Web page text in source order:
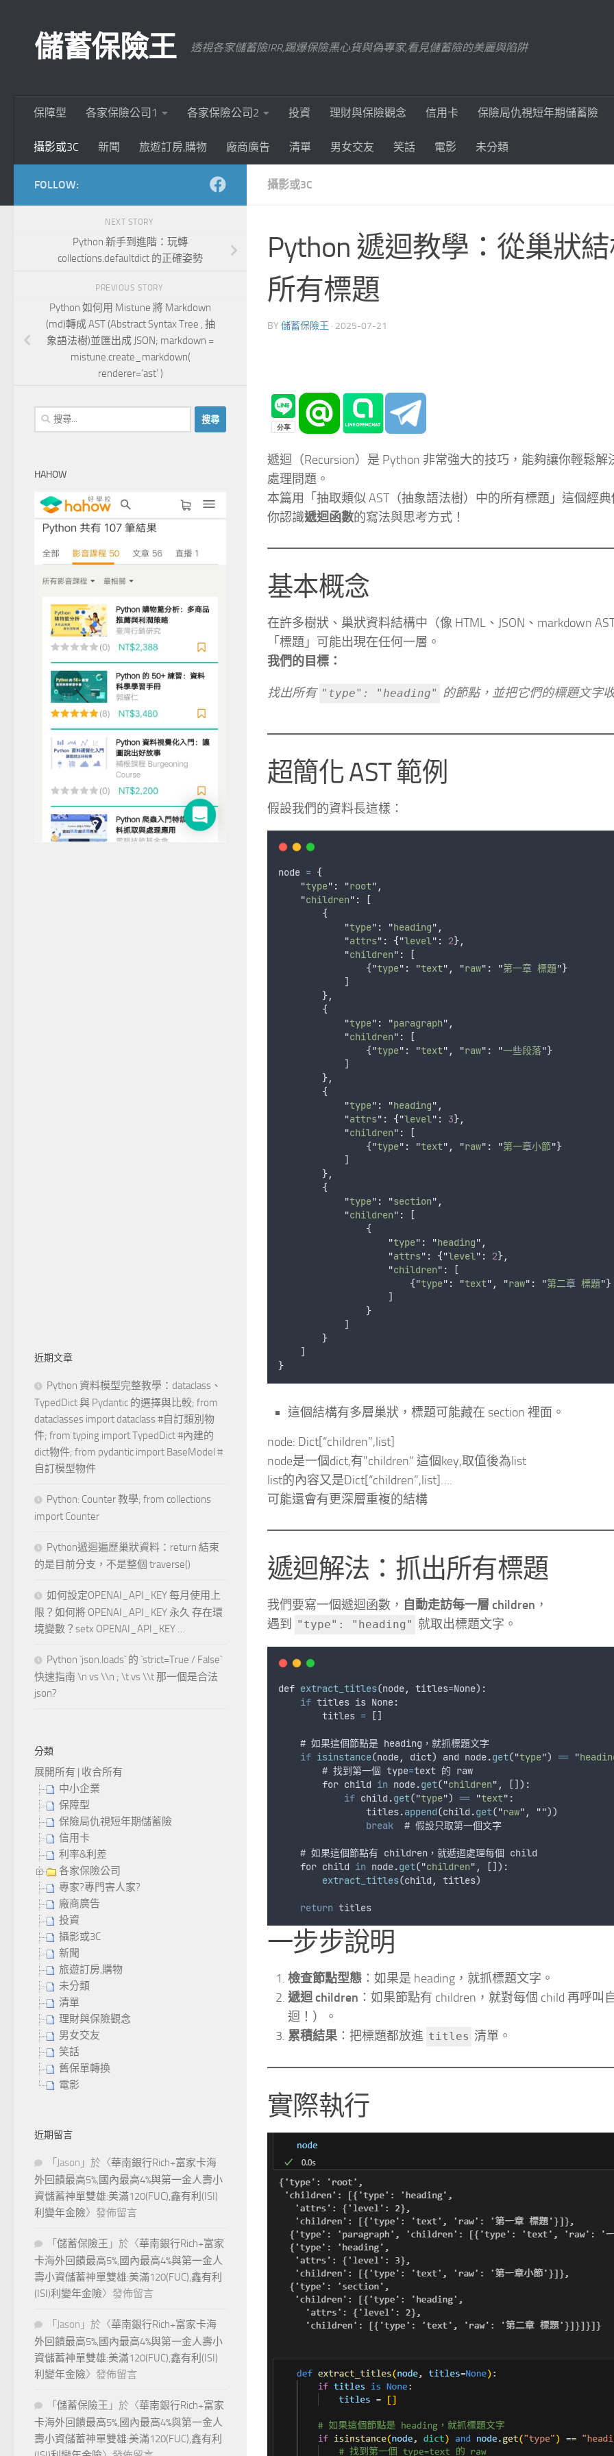
儲蓄保險王 透視各家儲蓄險IRR,踢爆保險黑心貨與偽專家,看見儲蓄險的美麗與陷阱
保障型 各家保險公司1 各家保險公司2 投資 理財與保險觀念 信用卡 保險局仇視短年期儲蓄險
攝影或3C 新聞 旅遊訂房,購物 廠商廣告 清單 男女交友 笑話 電影 未分類
攝影或3C
Python 遞迴教學：從巢狀
所有標題
BY 儲蓄保險王 · 2025-07-21
遞迴（Recursion）是 Python 非常強大的技巧，能夠讓你輕鬆
處理問題。
本篇用「抽取類似 AST（抽象語法樹）中的所有標題」這個經
你認識遞迴函數的寫法與思考方式！
基本概念
在許多樹狀、巢狀資料結構中（像 HTML、JSON、markdown
「標題」可能出現在任何一層。
我們的目標：
找出所有 "type": "heading" 的節點，並把它們的標題文字
超簡化 AST 範例
假設我們的資料長這樣：
node = {
"type" : "root" ,
"children" :
[
{
"type" : "heading" ,
"attrs" : {"level " : 2},
"children" :
[
{"type" : "text" , "raw" : "第一章 標題"}
            ]
},
{
"type" : "paragraph" ,
"children" :
[
{"type" : "text" , "raw" : "一些段落"}
            ]
},
{
"type" : "heading" ,
"attrs" : {"level " : 3},
"children" :
[
{"type" : "text" , "raw" : "第一章小節"}
            ]
},
{
"type" : "section" ,
"children" :
[
{
"type" : "heading" ,
"attrs" : {"level " : 2},
"children" :
[
{"type" : "text" , "raw" : "第二章 標題"}
                    ]
}
            ]
}
    ]
}
這個結構有多層巢狀，標題可能藏在 section 裡面。
node: Dict[“children”,list]
node是一個dict,有”children” 這個key,取值後為list
list的內容又是Dict[“children”,list]….
可能還會有更深層重複的結構
遞迴解法：抓出所有標題
我們要寫一個遞迴函數， 自動走訪每一層 children ，
遇到
"type": "heading" 就取出標題文字。
def extract_titles(node, titles=None):
if titles is None:
titles = []
    #
如果這個節點是 heading ， 就抓標題文字
if isinstance(node, dict) and node.get("type") == "
        #
找到第一個 type=text 的 raw
for child in node.get("children" ,
[]):
if child .get("type") == "text" :
titles.append(child .get("raw" , ""))
break
  #
假設只取第一個文字
    #
如果這個節點有 children ， 就遞迴處理每個 child
for child in node.get("children" ,
[]):
extract_titles(child , titles)
return titles
一步步說明
檢查節點型態 ：如果是 heading，就抓標題文字。
遞迴 children ：如果節點有 children，就對每個 child 再呼叫
迴！）。
累積結果 ：把標題都放進 titles 清單。
實際執行
FOLLOW:
NEXT STORY
Python 新手到進階：玩轉
collections.defaultdict 的正確姿勢
PREVIOUS STORY
Python 如何用 Mistune 將 Markdown
(md)轉成 AST (Abstract Syntax Tree , 抽
象語法樹)並匯出成 JSON; markdown =
mistune.create_markdown(
renderer=’ast’ )
搜
尋
字:
HAHOW
近期文章
Python 資料模型完整教學：dataclass、
TypedDict 與 Pydantic 的選擇與比較; from
dataclasses import dataclass #自訂類別物
件; from typing import TypedDict #內建的
dict物件; from pydantic import BaseModel #
自訂模型物件
Python: Counter 教學; from collections
import Counter
Python遞迴遍歷巢狀資料：return 結束
的是目前分支，不是整個 traverse()
如何設定OPENAI_API_KEY 每月使用上
限？如何將 OPENAI_API_KEY 永久 存在環
境變數？setx OPENAI_API_KEY …
Python `json.loads` 的 `strict=True / False`
快速指南 \n vs \\n ; \t vs \\t 那一個是合法
json?
分類
展開所有 | 收合所有
中小企業
保障型
保險局仇視短年期儲蓄險
信用卡
利率&利差
各家保險公司
專家?專門害人家?
廠商廣告
投資
攝影或3C
新聞
旅遊訂房,購物
未分類
清單
理財與保險觀念
男女交友
笑話
舊保單轉換
電影
近期留言
「 Jason 」於〈華南銀行Rich+富家卡海
外回饋最高5%,國內最高4%與第一金人壽小
資儲蓄神單雙雄:美滿120(FUC),鑫有利(ISI)
利變年金險〉發佈留言
「 儲蓄保險王 」於〈華南銀行Rich+富家
卡海外回饋最高5%,國內最高4%與第一金人
壽小資儲蓄神單雙雄:美滿120(FUC),鑫有利
(ISI)利變年金險〉發佈留言
「 Jason 」於〈華南銀行Rich+富家卡海
外回饋最高5%,國內最高4%與第一金人壽小
資儲蓄神單雙雄:美滿120(FUC),鑫有利(ISI)
利變年金險〉發佈留言
「 儲蓄保險王 」於〈華南銀行Rich+富家
卡海外回饋最高5%,國內最高4%與第一金人
壽小資儲蓄神單雙雄:美滿120(FUC),鑫有利